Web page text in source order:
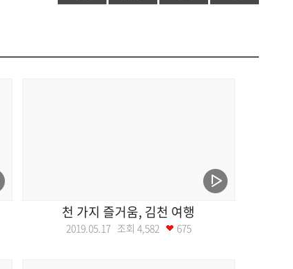
천 가지 즐거움, 김천 여행
2019.05.17 조회 4,582 675